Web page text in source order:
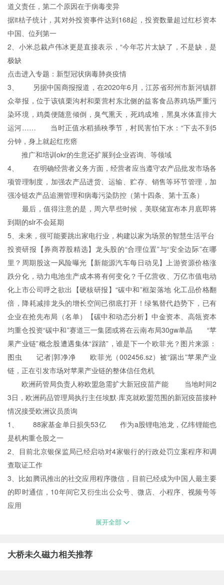
道义责任，第二个原因在于病毒变异
据it桔子统计，其对外投资事件达到168起，投资数量超过红杉资本
中国、位列第一
2、小米总裁卢伟冰更是直接表示，“今年芯片太缺了，不是缺，是
极缺
点击进入专题：新型冠状病毒肺炎疫情
3、 另据中国商报报道，在2020年6月，江苏省邳州市新河镇群
众举报，位于该镇栗沟村和栗营村东北侧的益客食品养鸡场严重污
染环境，鸡粪便随意倾倒，臭气熏天，死鸡成堆，黑臭水体直排大
运河…… 当时正值水稻插秧季节，村民害怕下水：“下去不到5
分钟，身上就起红疙瘩
推广和培训okr的生意还扩展到企业咨询、等领域
4、 在明确经营者义务方面，经营者应当遵守农产品批发市场各
项管理制度，加强农产品进货、运输、贮存、销售等环节管理，加
强冷链农产品追溯管理和病毒污染防控（第十四条、第十五条）
最后，值得注意的是，周六早些时候，美联储宣布本月底即将
到期的slr不会延期
5、未来，很可能要跳出家电行业，构建以家为场景的智慧生活平台
投资研报【券商荐股精选】龙头股的“合理位置”与“安全边际”在哪
里？周期股这一风险曝光【新能源汽车每日动见】上游资源价格涨
跌分化，动力电池生产成本将有何变化？千亿营收、万亿市值电动
化上市公司呼之欲出【硬核研报】“碳中和”框架落地 化工品价格翻
倍，降耗减排龙头的增长空间已彻底打开！绿氢替代趋势下，已有
企业在抢先布局（名单）【碳中和动态分析】中金资本、高瓴资本
均重仓投资“碳中和”赛道三一集团或将在云南布局30gw单晶 “苹
果产业链”概念股遭遇集体“踩踏”，谁是下一个欧菲光？图片来源：
图虫 记者|郭净净 欧菲光（002456.sz）被“踢出”苹果产业
链，正在引发市场对苹果产业链的整体信任危机
欧洲药管局负责人称欧盟急需扩大新冠疫苗产能 当地时间2
3日，欧洲药品管理局执行主任埃默·库克就欧盟范围的新冠疫苗接种
情况接受欧洲议员质询
1、 88家基金单日损失53亿 作为a股锂电池龙，亿纬锂能也
是机构重仓股之一
2、目前北京银保监局已经启动对4家银行的行政处罚立案程序和调
查取证工作
3、比如腾讯推出的社交应用程序微信，目前已经成为中国人最主要
的即时通信，10年间它又衍生出公众号、微店、小程序、视频号等
应用
展开全部
大桥未久磁力相关推荐